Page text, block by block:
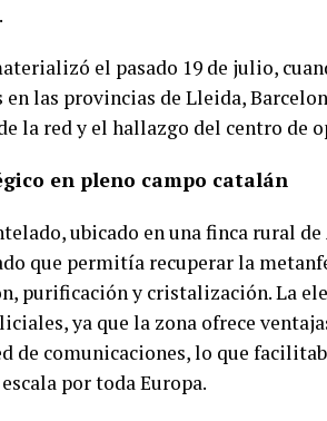
el pasado 19 de julio,
las provincias de Lleida,
la red y el hallazgo del centro de
en pleno campo catalán
ubicado en una finca rural
que permitía recuperar la
purificación y cristalización. La
ya que la zona ofrece
de comunicaciones, lo que
por toda Europa.